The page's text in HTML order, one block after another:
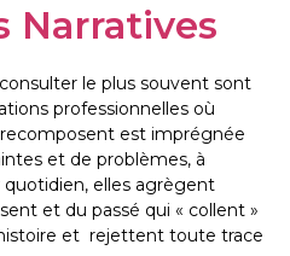
Narratives
le plus souvent sont
professionnelles où
recomposent est imprégnée
et de problèmes, à
elles agrègent
et du passé qui « collent »
et rejettent toute trace